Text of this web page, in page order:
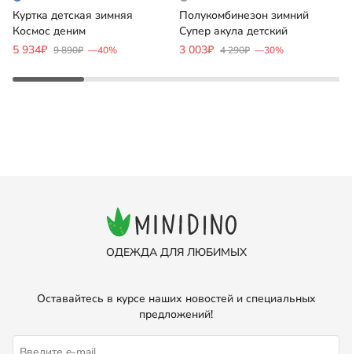
Куртка детская зимняя
Космос деним
5 934₽ 9 890₽ —40%
Полукомбинезон зимний
Супер акула детский
3 003₽ 4 290₽ —30%
ОДЕЖДА ДЛЯ ЛЮБИМЫХ
Оставайтесь в курсе наших новостей и специальных
предложений!